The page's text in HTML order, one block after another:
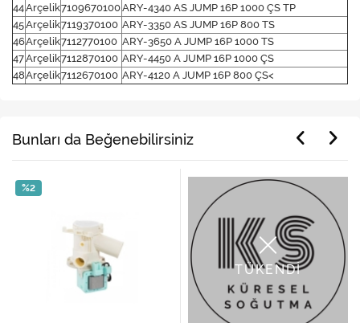
44Arçelik7109670100ARY-4340 AS JUMP 16P 1000 ÇS TP
45Arçelik7119370100 ARY-3350 AS JUMP 16P 800 TS
46Arçelik7112770100 ARY-3650 A JUMP 16P 1000 TS
47Arçelik7112870100 ARY-4450 A JUMP 16P 1000 ÇS
48Arçelik7112670100 ARY-4120 A JUMP 16P 800 ÇS<
Bunları da Beğenebilirsiniz
%2
TÜKENDİ